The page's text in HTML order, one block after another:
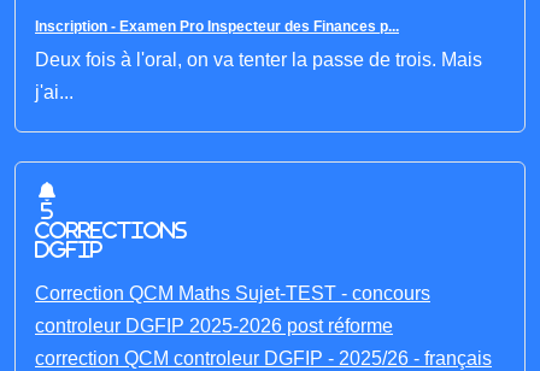
Inscription - Examen Pro Inspecteur des Finances p...
Deux fois à l'oral, on va tenter la passe de trois. Mais
j'ai...
5
corrections
DGFIP
Correction QCM Maths Sujet-TEST - concours
controleur DGFIP 2025-2026 post réforme
correction QCM controleur DGFIP - 2025/26 - français